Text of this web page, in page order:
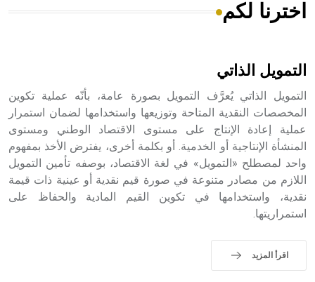
هل تعلم أن الأبسيد كلمة فرنسية اللفظ تم اعتمادها مصطلحاً
- هل تعلم أن أبجر Abgar اسم معروف جيداً يعود إلى عدد من
الملوك الذين حكموا مدينة إديسا (الرها) من أبجر الأول وحتى
التاسع، وهم ينتسبون إلى أسرة أوسروين
sign تكتب منفصلة غير متصلة، وتعتمد المبدأ الأكوروفوني،
اخترنا لكم
التمويل الذاتي
التمويل الذاتي يُعرَّف التمويل بصورة عامة، بأنّه عملية تكوين
المخصصات النقدية المتاحة وتوزيعها واستخدامها لضمان استمرار
عملية إعادة الإنتاج على مستوى الاقتصاد الوطني ومستوى
المنشأة الإنتاجية أو الخدمية. أو بكلمة أخرى، يفترض الأخذ بمفهوم
واحد لمصطلح «التمويل» في لغة الاقتصاد، بوصفه تأمين التمويل
اللازم من مصادر متنوعة في صورة قيم نقدية أو عينية ذات قيمة
نقدية، واستخدامها في تكوين القيم المادية والحفاظ على
استمراريتها.
اقرأ المزيد